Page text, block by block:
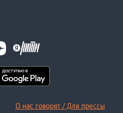
О нас говорят / Для прессы